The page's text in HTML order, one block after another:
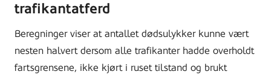
trafikantatferd
Beregninger viser at antallet dødsulykker kunne vært
nesten halvert dersom alle trafikanter hadde overholdt
fartsgrensene, ikke kjørt i ruset tilstand og brukt